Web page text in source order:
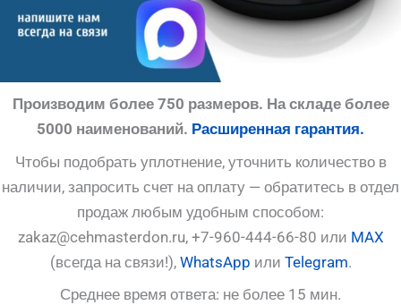
Производим более 750 размеров. На складе более
5000 наименований. Расширенная гарантия.
Чтобы подобрать уплотнение, уточнить количество в
наличии, запросить счет на оплату — обратитесь в отдел
продаж любым удобным способом:
zakaz@cehmasterdon.ru, +7-960-444-66-80 или MAX
(всегда на связи!), WhatsApp или Telegram.
Среднее время ответа: не более 15 мин.